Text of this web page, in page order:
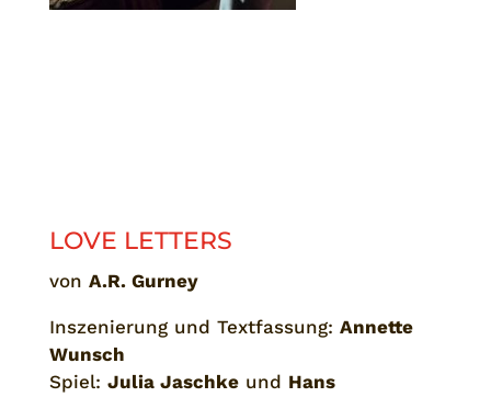
LOVE LETTERS
von A.R. Gurney
Inszenierung und Textfassung: Annette
Wunsch
Spiel: Julia Jaschkeund Hans